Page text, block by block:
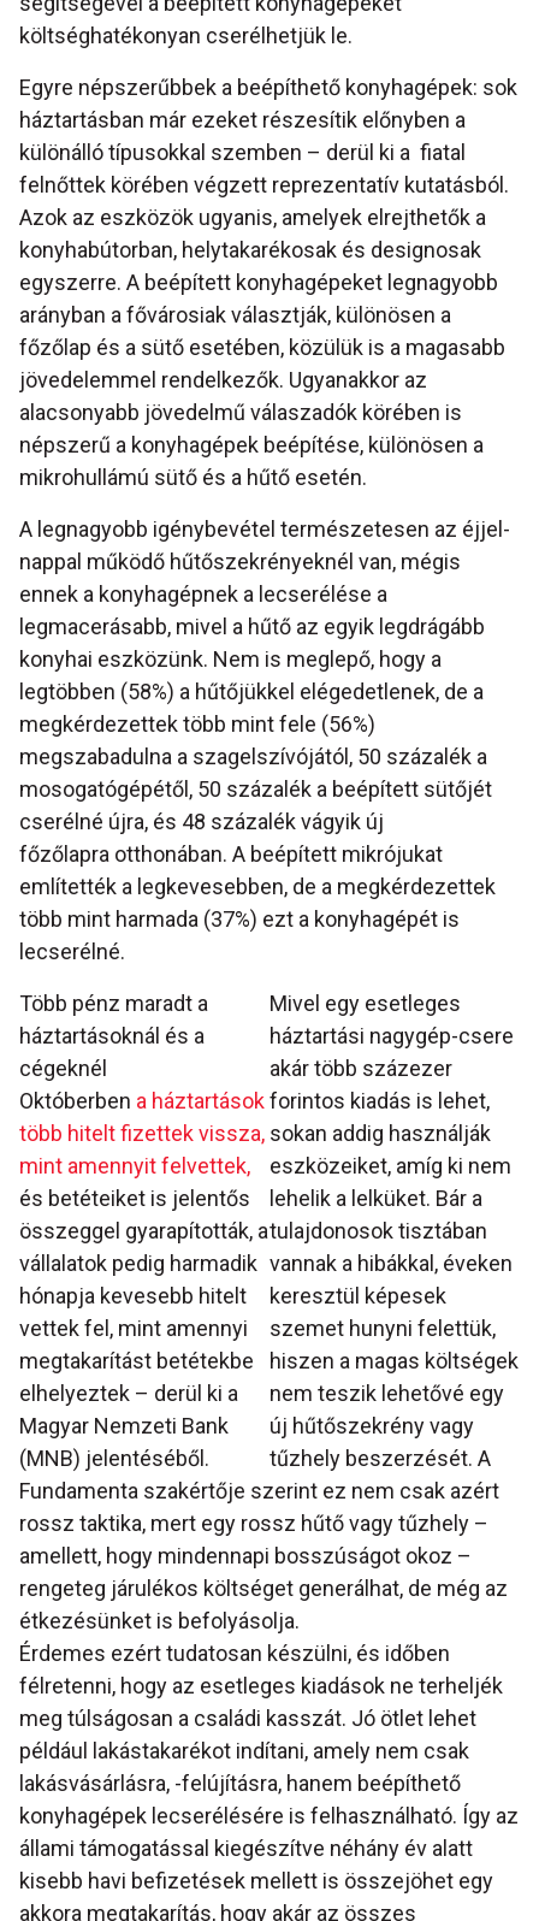
költséghatékonyan cserélhetjük le.
Egyre népszerűbbek a beépíthető konyhagépek: sok
háztartásban már ezeket részesítik előnyben a
különálló típusokkal szemben – derül ki a fiatal
felnőttek körében végzett reprezentatív kutatásból.
Azok az eszközök ugyanis, amelyek elrejthetők a
konyhabútorban, helytakarékosak és designosak
egyszerre. A beépített konyhagépeket legnagyobb
arányban a fővárosiak választják, különösen a
főzőlap és a sütő esetében, közülük is a magasabb
jövedelemmel rendelkezők. Ugyanakkor az
alacsonyabb jövedelmű válaszadók körében is
népszerű a konyhagépek beépítése, különösen a
mikrohullámú sütő és a hűtő esetén.
A legnagyobb igénybevétel természetesen az éjjel-
nappal működő hűtőszekrényeknél van, mégis
ennek a konyhagépnek a lecserélése a
legmacerásabb, mivel a hűtő az egyik legdrágább
konyhai eszközünk. Nem is meglepő, hogy a
legtöbben (58%) a hűtőjükkel elégedetlenek, de a
megkérdezettek több mint fele (56%)
megszabadulna a szagelszívójától, 50 százalék a
mosogatógépétől, 50 százalék a beépített sütőjét
cserélné újra, és 48 százalék vágyik új
főzőlapra otthonában. A beépített mikrójukat
említették a legkevesebben, de a megkérdezettek
több mint harmada (37%) ezt a konyhagépét is
lecserélné.
Több pénz maradt a
háztartásoknál és a
cégeknél
Októberben a háztartások
több hitelt fizettek vissza,
mint amennyit felvettek,
és betéteiket is jelentős
összeggel gyarapították, a
vállalatok pedig harmadik
hónapja kevesebb hitelt
vettek fel, mint amennyi
megtakarítást betétekbe
elhelyeztek – derül ki a
Magyar Nemzeti Bank
(MNB) jelentéséből.
Mivel egy esetleges
háztartási nagygép-csere
akár több százezer
forintos kiadás is lehet,
sokan addig használják
eszközeiket, amíg ki nem
lehelik a lelküket. Bár a
tulajdonosok tisztában
vannak a hibákkal, éveken
keresztül képesek
szemet hunyni felettük,
hiszen a magas költségek
nem teszik lehetővé egy
új hűtőszekrény vagy
tűzhely beszerzését. A
Fundamenta szakértője szerint ez nem csak azért
rossz taktika, mert egy rossz hűtő vagy tűzhely –
amellett, hogy mindennapi bosszúságot okoz –
rengeteg járulékos költséget generálhat, de még az
étkezésünket is befolyásolja.
Érdemes ezért tudatosan készülni, és időben
félretenni, hogy az esetleges kiadások ne terheljék
meg túlságosan a családi kasszát. Jó ötlet lehet
például lakástakarékot indítani, amely nem csak
lakásvásárlásra, -felújításra, hanem beépíthető
konyhagépek lecserélésére is felhasználható. Így az
állami támogatással kiegészítve néhány év alatt
kisebb havi befizetések mellett is összejöhet egy
akkora megtakarítás, hogy akár az összes